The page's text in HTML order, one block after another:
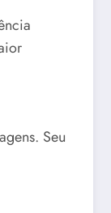
Seu